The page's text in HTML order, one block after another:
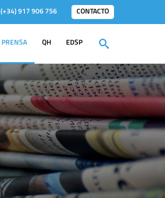
(+34) 917 906 756 CONTACTO
PRENSA QH EDSP